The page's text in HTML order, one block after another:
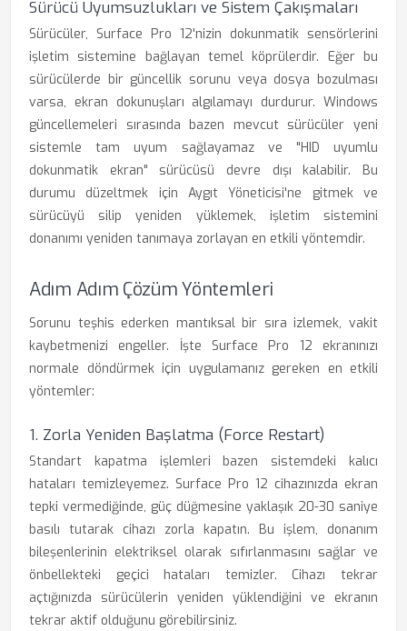
Sürücü Uyumsuzlukları ve Sistem Çakışmaları
Sürücüler, Surface Pro 12'nizin dokunmatik sensörlerini
işletim sistemine bağlayan temel köprülerdir. Eğer bu
sürücülerde bir güncellik sorunu veya dosya bozulması
varsa, ekran dokunuşları algılamayı durdurur. Windows
güncellemeleri sırasında bazen mevcut sürücüler yeni
sistemle tam uyum sağlayamaz ve "HID uyumlu
dokunmatik ekran" sürücüsü devre dışı kalabilir. Bu
durumu düzeltmek için Aygıt Yöneticisi'ne gitmek ve
sürücüyü silip yeniden yüklemek, işletim sistemini
donanımı yeniden tanımaya zorlayan en etkili yöntemdir.
Adım Adım Çözüm Yöntemleri
Sorunu teşhis ederken mantıksal bir sıra izlemek, vakit
kaybetmenizi engeller. İşte Surface Pro 12 ekranınızı
normale döndürmek için uygulamanız gereken en etkili
yöntemler:
1. Zorla Yeniden Başlatma (Force Restart)
Standart kapatma işlemleri bazen sistemdeki kalıcı
hataları temizleyemez. Surface Pro 12 cihazınızda ekran
tepki vermediğinde, güç düğmesine yaklaşık 20-30 saniye
basılı tutarak cihazı zorla kapatın. Bu işlem, donanım
bileşenlerinin elektriksel olarak sıfırlanmasını sağlar ve
önbellekteki geçici hataları temizler. Cihazı tekrar
açtığınızda sürücülerin yeniden yüklendiğini ve ekranın
tekrar aktif olduğunu görebilirsiniz.